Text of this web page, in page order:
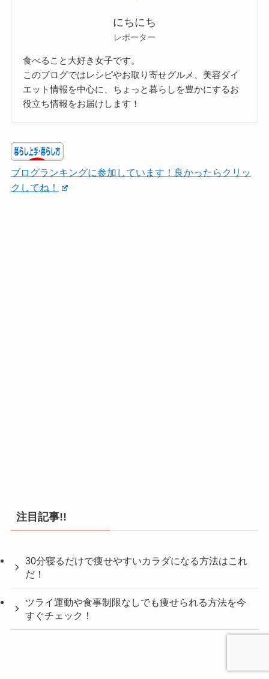
にちにち
レポーター
食べること大好き女子です。
このブログではレシピやお取り寄せグルメ、美容ダイ
エット情報を中心に、ちょっと暮らしを豊かにするお
役立ち情報をお届けします！
ブログランキングに参加しています！良かったらクリッ
クしてね！
注目記事!!
30分寝るだけで痩せやすいカラダになる方法はこれ
だ！
ツライ運動や食事制限なしでも痩せられる方法を今
すぐチェック！